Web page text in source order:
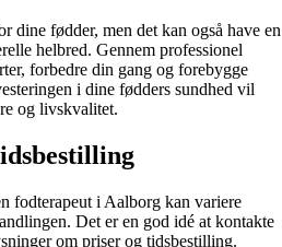
dine fødder, men det kan også have en
helbred. Gennem professionel
forbedre din gang og forebygge
i dine fødders sundhed vil
og livskvalitet.
fodterapeut i Aalborg kan variere
Det er en god idé at kontakte
om priser og tidsbestilling.